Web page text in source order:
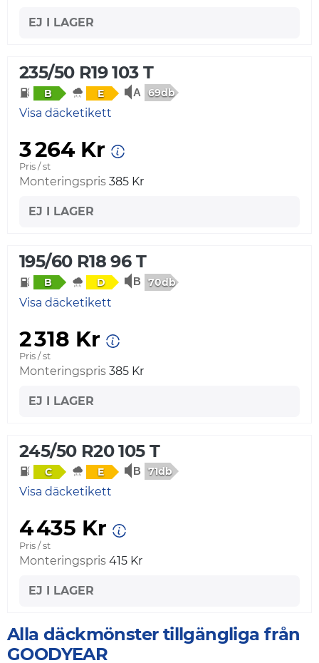
EJ I LAGER
235/50 R19 103 T
B E 69db
Visa däcketikett
3 264 Kr
Pris / st
Monteringspris 385 Kr
EJ I LAGER
195/60 R18 96 T
B D 70db
Visa däcketikett
2 318 Kr
Pris / st
Monteringspris 385 Kr
EJ I LAGER
245/50 R20 105 T
C E 71db
Visa däcketikett
4 435 Kr
Pris / st
Monteringspris 415 Kr
EJ I LAGER
Alla däckmönster tillgängliga från
GOODYEAR